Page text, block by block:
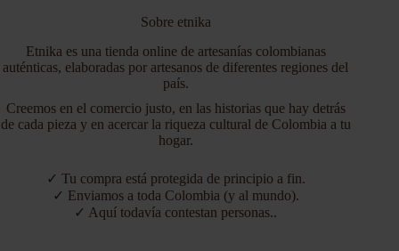
Sobre etnika
Etnika es una tienda online de artesanías colombianas
auténticas, elaboradas por artesanos de diferentes regiones del
país.
Creemos en el comercio justo, en las historias que hay detrás
de cada pieza y en acercar la riqueza cultural de Colombia a tu
hogar.
✓ Tu compra está protegida de principio a fin.
✓ Enviamos a toda Colombia (y al mundo).
✓ Aquí todavía contestan personas..